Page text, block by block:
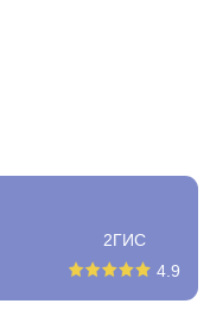
2ГИС
4.9